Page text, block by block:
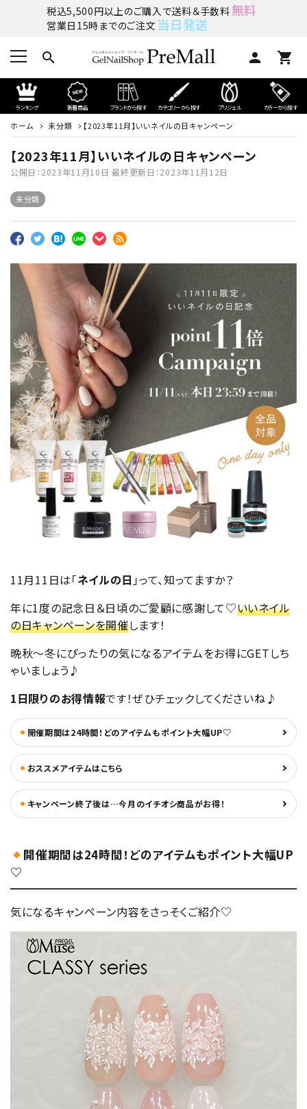
税込5,500円以上のご購入で送料＆手数料無料
営業日15時までのご注文 当日発送
search person shopping_cart
ランキング 新着商品 ブランドから探す カテゴリーから探す プリジェル カラーから探す
ホーム 未分類 【2023年11月】いいネイルの日キャンペーン
【2023年11月】いいネイルの日キャンペーン
公開日： 2023年11月10日 最終更新日：2023年11月12日
未分類
11月11日は「ネイルの日」って、知ってますか？
年に1度の記念日＆日頃のご愛顧に感謝して♡いいネイル
の日キャンペーンを開催します！
晩秋～冬にぴったりの気になるアイテムをお得にGETしち
ゃいましょう♪
1日限りのお得情報です！ぜひチェックしてくださいね♪
開催期間は24時間！どのアイテムもポイント大幅UP♡
おススメアイテムはこちら
キャンペーン終了後は…今月のイチオシ商品がお得！
開催期間は24時間！どのアイテムもポイント大幅UP
♡
気になるキャンペーン内容をさっそくご紹介♡